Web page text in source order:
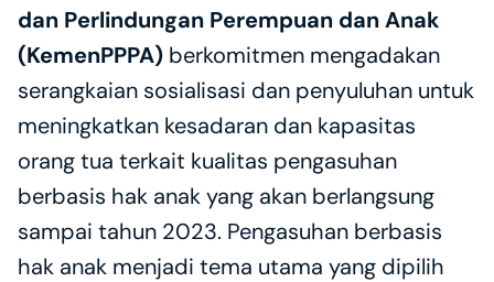
dan Perlindungan Perempuan dan Anak
(KemenPPPA) berkomitmen mengadakan
serangkaian sosialisasi dan penyuluhan untuk
meningkatkan kesadaran dan kapasitas
orang tua terkait kualitas pengasuhan
berbasis hak anak yang akan berlangsung
sampai tahun 2023. Pengasuhan berbasis
hak anak menjadi tema utama yang dipilih